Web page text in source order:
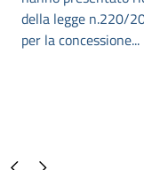
della legge n.220/
per la concessione...